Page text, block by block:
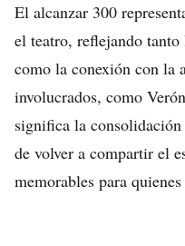
El alcanzar 300
el teatro, reflejando
como la conexión con la
involucrados, como
significa la
de volver a compartir el
memorables para